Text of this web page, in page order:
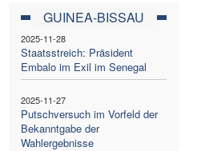
GUINEA-BISSAU
2025-11-28
Staatsstreich: Präsident
Embalo im Exil im Senegal
2025-11-27
Putschversuch im Vorfeld der
Bekanntgabe der
Wahlergebnisse